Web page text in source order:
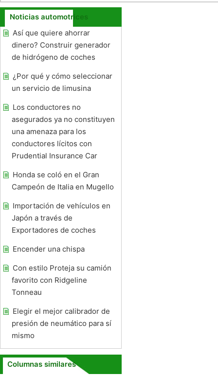
en un Silverado 2008
Noticias automotrices
Así que quiere ahorrar
dinero? Construir generador
de hidrógeno de coches
¿Por qué y cómo seleccionar
un servicio de limusina
Los conductores no
asegurados ya no constituyen
una amenaza para los
conductores lícitos con
Prudential Insurance Car
Honda se coló en el Gran
Campeón de Italia en Mugello
Importación de vehículos en
Japón a través de
Exportadores de coches
Encender una chispa
Con estilo Proteja su camión
favorito con Ridgeline
Tonneau
Elegir el mejor calibrador de
presión de neumático para sí
mismo
Columnas similares